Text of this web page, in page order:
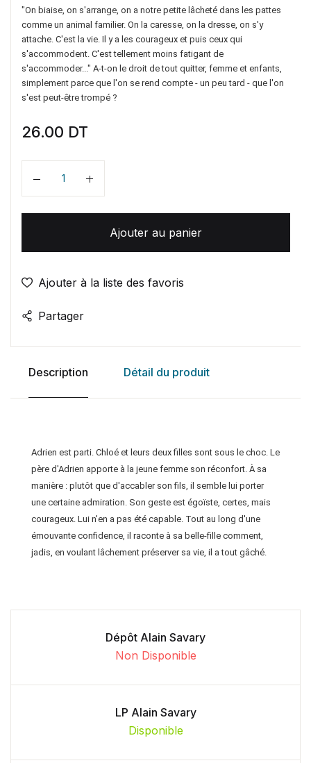
"On biaise, on s'arrange, on a notre petite lâcheté dans les pattes
comme un animal familier. On la caresse, on la dresse, on s'y
attache. C'est la vie. Il y a les courageux et puis ceux qui
s'accommodent. C'est tellement moins fatigant de
s'accommoder..." A-t-on le droit de tout quitter, femme et enfants,
simplement parce que l'on se rend compte - un peu tard - que l'on
s'est peut-être trompé ?
26.00 DT
Quantité
Ajouter au panier
Ajouter à la liste des favoris
Partager
Description Détail du produit
Adrien est parti. Chloé et leurs deux filles sont sous le choc. Le
père d'Adrien apporte à la jeune femme son réconfort. À sa
manière : plutôt que d'accabler son fils, il semble lui porter
une certaine admiration. Son geste est égoïste, certes, mais
courageux. Lui n'en a pas été capable. Tout au long d'une
émouvante confidence, il raconte à sa belle-fille comment,
jadis, en voulant lâchement préserver sa vie, il a tout gâché.
Dépôt Alain Savary
Non Disponible
LP Alain Savary
Disponible